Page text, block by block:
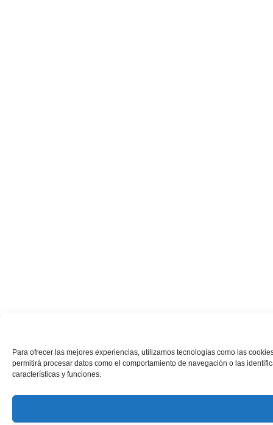
Para ofrecer las mejores experiencias, utilizamos tecnologías como las
permitirá procesar datos como el comportamiento de navegación o las
características y funciones.